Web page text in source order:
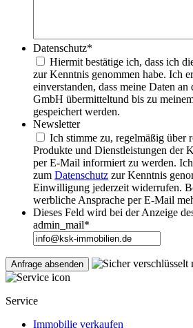
Datenschutz*
Hiermit bestätige ich, dass ich
zur Kenntnis genommen habe. Ich
einverstanden, dass meine Daten
GmbH übermitteltund bis zu
gespeichert werden.
Newsletter
Ich stimme zu, regelmäßig über
Produkte und Dienstleistungen der
per E-Mail informiert zu werden.
zum Datenschutz zur Kenntnis
Einwilligung jederzeit widerrufen.
werbliche Ansprache per E-Mail
Dieses Feld wird bei der Anzeige
admin_mail*
Service
Immobilie verkaufen